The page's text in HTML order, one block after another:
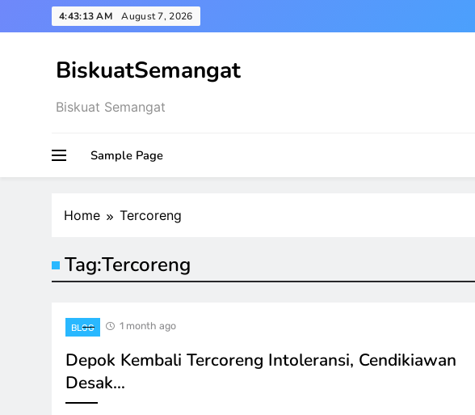
to
4:43:13 AM August 7, 2026
BiskuatSemangat
Biskuat Semangat
Sample Page
Home Tercoreng
Tag:Tercoreng
BLOG 1 month ago
Depok Kembali Tercoreng Intoleransi, Cendikiawan
Desak…